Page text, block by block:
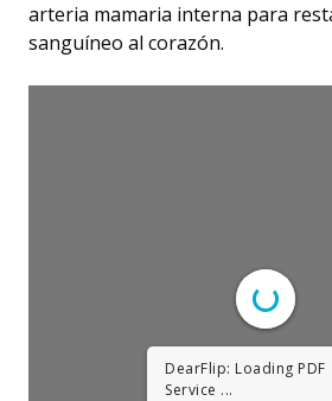
arteria mamaria interna para
sanguíneo al corazón.
DearFlip: Loading PDF
DearFlip: Loading PDF
Service ...